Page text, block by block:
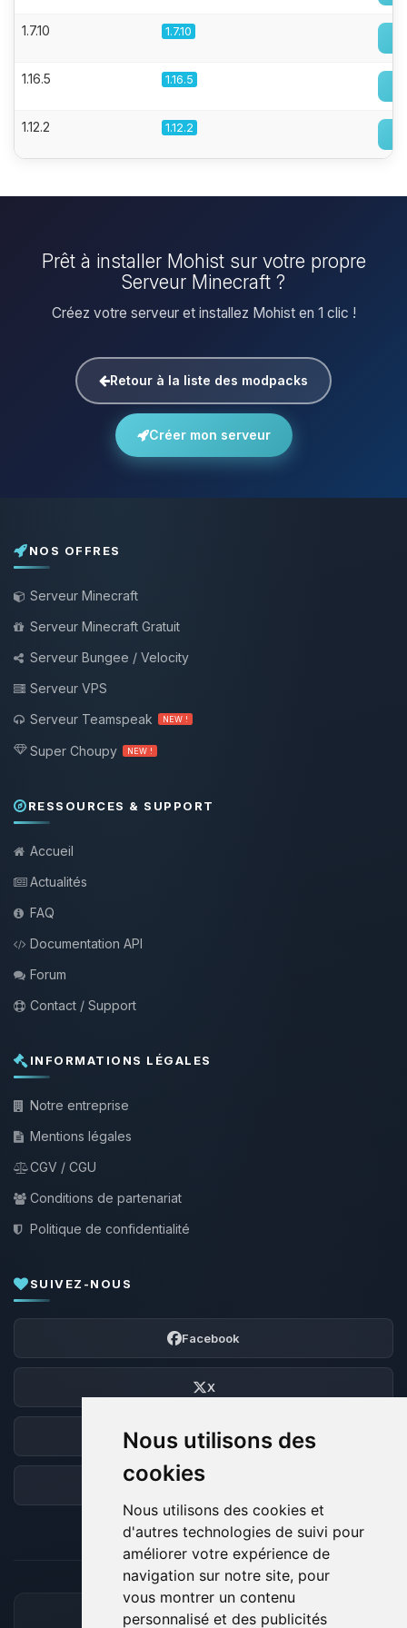
Nous utilisons des
cookies
Nous utilisons des cookies et
d'autres technologies de suivi pour
améliorer votre expérience de
navigation sur notre site, pour
vous montrer un contenu
personnalisé et des publicités
1.7.10 1.7.10
1.16.5 1.16.5
1.12.2 1.12.2
Prêt à installer Mohist sur votre propre
Serveur Minecraft ?
Créez votre serveur et installez Mohist en 1 clic !
Retour à la liste des modpacks
Créer mon serveur
NOS OFFRES
Serveur Minecraft
Serveur Minecraft Gratuit
Serveur Bungee / Velocity
Serveur VPS
Serveur Teamspeak
NEW !
Super Choupy NEW !
RESSOURCES & SUPPORT
Accueil
Actualités
FAQ
Documentation API
Forum
Contact / Support
INFORMATIONS LÉGALES
Notre entreprise
Mentions légales
CGV / CGU
Conditions de partenariat
Politique de confidentialité
SUIVEZ-NOUS
Facebook
X
Discord
Forum
MOYENS DE PAIEMENT ACCEPTÉS